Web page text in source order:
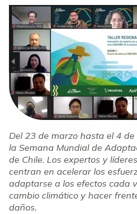
Del 23 de marzo hasta el 4
la Semana Mundial de
de Chile. Los expertos y
centran en acelerar los
adaptarse a los efectos cada
cambio climático y hacer
daños.